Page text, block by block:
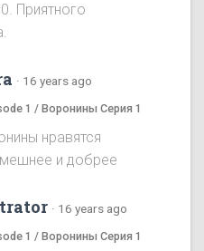
Приятного
· 16 years ago
1 / Воронины Серия 1
нравятся
и добрее
· 16 years ago
1 / Воронины Серия 1